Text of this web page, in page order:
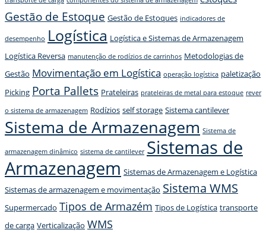
Gestão de Estoque Gestão de Estoques indicadores de
desempenho Logística Logística e Sistemas de Armazenagem
Logística Reversa manutenção de rodízios de carrinhos Metodologias de
Gestão Movimentação em Logística operação logística paletização
Picking Porta Pallets Prateleiras prateleiras de metal para estoque rever
o sistema de armazenagem Rodízios self storage Sistema cantilever
Sistema de Armazenagem Sistema de
armazenagem dinâmico sistema de cantilever Sistemas de
Armazenagem Sistemas de Armazenagem e Logística
Sistemas de armazenagem e movimentação Sistema WMS
Supermercado Tipos de Armazém Tipos de Logística transporte
de carga Verticalização WMS